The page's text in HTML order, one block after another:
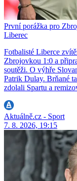
První porážka pro
Liberec
Fotbalisté Liberce
Zbrojovkou 1:0 a
soutěži. O výhře
Patrik Dulay. Brňané
zdolali Spartu a
Aktuálně.cz - Sport
7. 8. 2026, 19:15